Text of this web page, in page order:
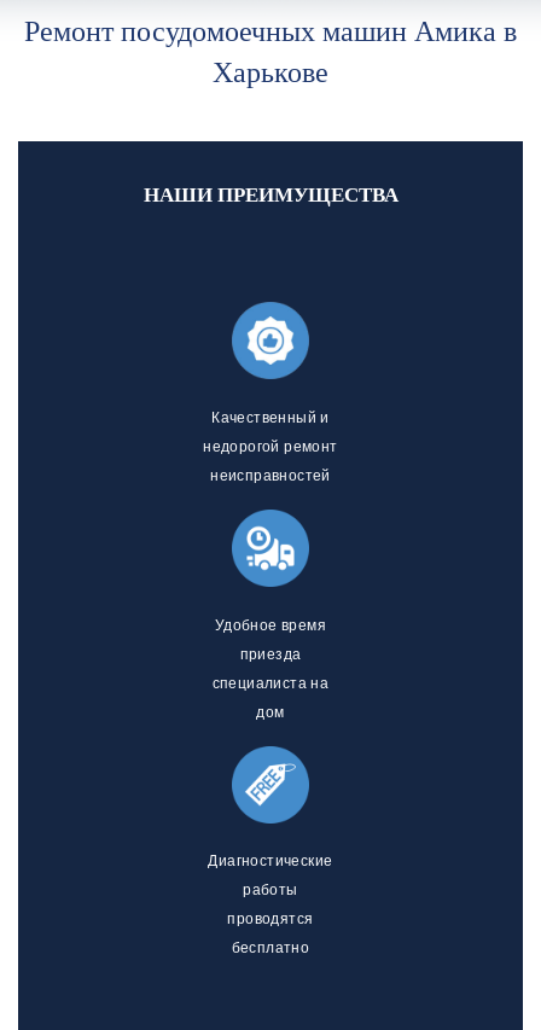
Ремонт посудомоечных машин Амика в
Харькове
НАШИ ПРЕИМУЩЕСТВА
Качественный и
недорогой ремонт
неисправностей
Удобное время
приезда
специалиста на
дом
Диагностические
работы
проводятся
бесплатно